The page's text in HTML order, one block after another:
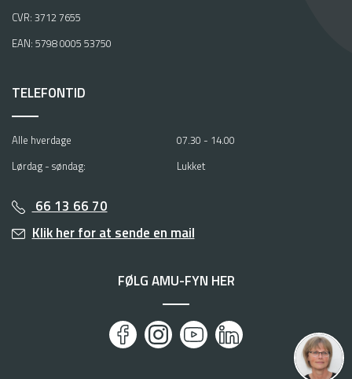
CVR: 3712 7655
EAN: 5798 0005 53750
TELEFONTID
Alle hverdage
07.30 - 14.00
Lørdag - søndag:
Lukket
66 13 66 70
Klik her for at sende en mail
FØLG AMU-FYN HER